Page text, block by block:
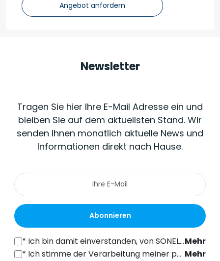
Angebot anfordern
Newsletter
Tragen Sie hier Ihre E-Mail Adresse ein und
bleiben Sie auf dem aktuellsten Stand. Wir
senden Ihnen monatlich aktuelle News und
Informationen direkt nach Hause.
Abonnieren
* Ich bin damit einverstanden, von SONEL S.A. mit Sitz in der ul. Wokulskiego 11, 58-100 Świdnica, kommerzielle Informationen auf elektronischem Wege (an die angegebene E-Mail-Adresse) zu Marketingzwecken gemäß Art. 398 des Gesetzes vom 12. Juli 2024 über das Recht der elektronischen Kommunikation zu erhalten. Mehr
* Ich stimme der Verarbeitung meiner personenbezogenen Daten (E-Mail-Adresse) durch SONEL S.A. mit Sitz in ul. Wokulskiego 11, 58-100 Świdnica, zum Zwecke des Versands eines Newsletters mit kommerziellen und marketingbezogenen Informationen gemäß Art. 6 Abs. 1 Buchstabe a) der Datenschutz-Grundverordnung (DSGVO).
Mehr